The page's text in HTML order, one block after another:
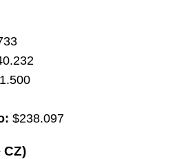
$238.097
CZ)